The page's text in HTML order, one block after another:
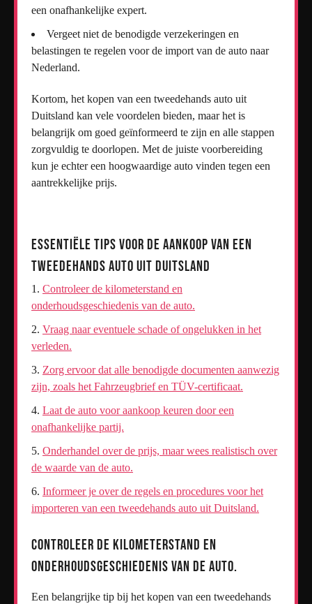
een onafhankelijke expert.
Vergeet niet de benodigde verzekeringen en
belastingen te regelen voor de import van de auto naar
Nederland.
Kortom, het kopen van een tweedehands auto uit
Duitsland kan vele voordelen bieden, maar het is
belangrijk om goed geïnformeerd te zijn en alle stappen
zorgvuldig te doorlopen. Met de juiste voorbereiding
kun je echter een hoogwaardige auto vinden tegen een
aantrekkelijke prijs.
Essentiële Tips voor de Aankoop van een
Tweedehands Auto uit Duitsland
Controleer de kilometerstand en
onderhoudsgeschiedenis van de auto.
Vraag naar eventuele schade of ongelukken in het
verleden.
Zorg ervoor dat alle benodigde documenten aanwezig
zijn, zoals het Fahrzeugbrief en TÜV-certificaat.
Laat de auto voor aankoop keuren door een
onafhankelijke partij.
Onderhandel over de prijs, maar wees realistisch over
de waarde van de auto.
Informeer je over de regels en procedures voor het
importeren van een tweedehands auto uit Duitsland.
Controleer de kilometerstand en
onderhoudsgeschiedenis van de auto.
Een belangrijke tip bij het kopen van een tweedehands